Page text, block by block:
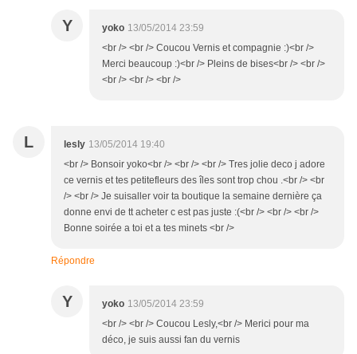
Y yoko 13/05/2014 23:59
<br /> <br /> Coucou Vernis et compagnie :)<br />
Merci beaucoup :)<br /> Pleins de bises<br /> <br />
<br /> <br /> <br />
L lesly 13/05/2014 19:40
<br /> Bonsoir yoko<br /> <br /> <br /> Tres jolie deco j adore
ce vernis et tes petitefleurs des îles sont trop chou .<br /> <br
/> <br /> Je suisaller voir ta boutique la semaine dernière ça
donne envi de tt acheter c est pas juste :(<br /> <br /> <br />
Bonne soirée a toi et a tes minets <br />
Répondre
Y yoko 13/05/2014 23:59
<br /> <br /> Coucou Lesly,<br /> Merici pour ma
déco, je suis aussi fan du vernis